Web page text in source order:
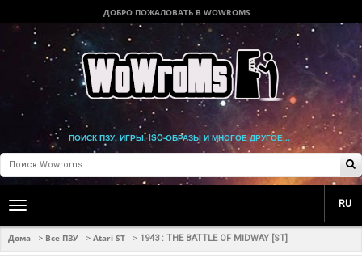
ДОБРО ПОЖАЛОВАТЬ В WOWROMS
ПОИСК ПЗУ, ИГРЫ, ISO-ОБРАЗЫ И МНОГОЕ ДРУГОЕ...
Toggle
navigation
RU
Дома > Все ПЗУ > Atari ST > 1943 : THE BATTLE OF MIDWAY [ST]